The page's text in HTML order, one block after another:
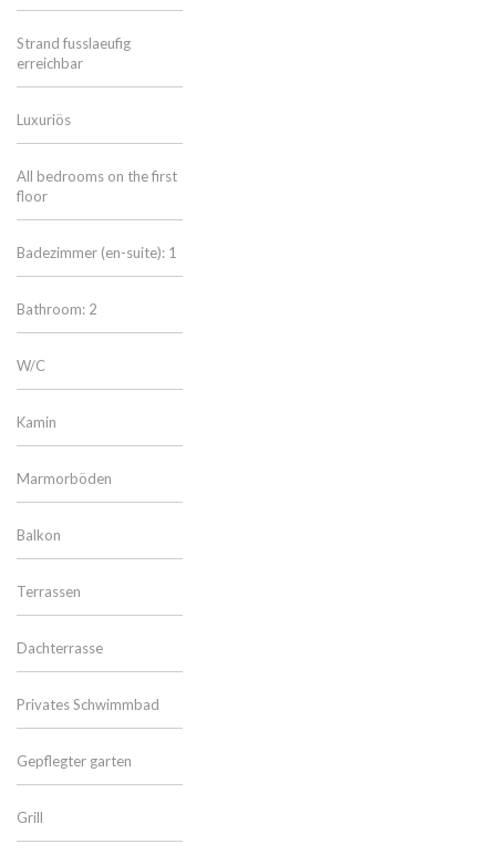
Strand fusslaeufig
erreichbar
Luxuriös
All bedrooms on the first
floor
Badezimmer (en-suite): 1
Bathroom: 2
W/C
Kamin
Marmorböden
Balkon
Terrassen
Dachterrasse
Privates Schwimmbad
Gepflegter garten
Grill